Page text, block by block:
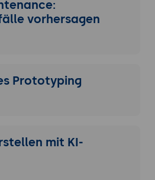
vorhersagen
Prototyping
mit KI-